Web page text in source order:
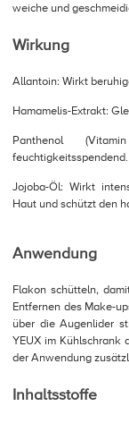
weiche und
Wirkung
Allantoin: Wirkt
Hamamelis-Extrakt:
Panthenol
feuchtigkeitsspendend.
Jojoba-Öl: Wirkt
Haut und schützt den
Anwendung
Flakon schütteln,
Entfernen des Make-
über die Augenlider
YEUX im Kühlschrank
der Anwendung
Inhaltsstoffe